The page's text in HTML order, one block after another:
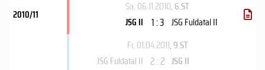
2010/11
Sa, 06.11.2010, 6.ST
JSG II 1 : 3 JSG Fuldatal II
Fr, 01.04.2011, 9.ST
JSG Fuldatal II 2 : 2 JSG II